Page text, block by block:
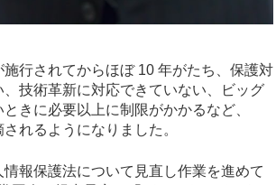
行されてからほぼ 10 年がたち、保護対
技術革新に対応できていない、ビッグ
きに必要以上に制限がかかるなど、
れるようになりました。
報保護法について見直し作業を進めて